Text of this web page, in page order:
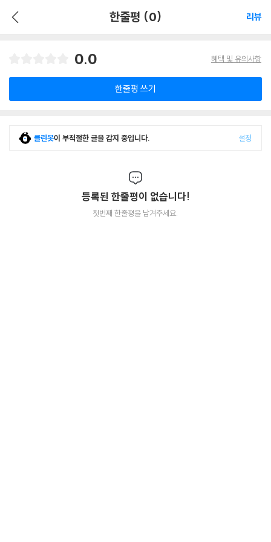
한줄평 (0) 리뷰
0.0 혜택 및 유의사항
한줄평 쓰기
클린봇이 부적절한 글을 감지 중입니다. 설정
등록된 한줄평이 없습니다!
첫번째 한줄평을 남겨주세요.